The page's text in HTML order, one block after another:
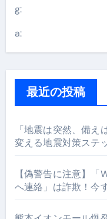
g:
a:
最近の投稿
「地震は突然、備
変える地震対策ステ
【偽警告に注意】
へ連絡」は詐欺！今